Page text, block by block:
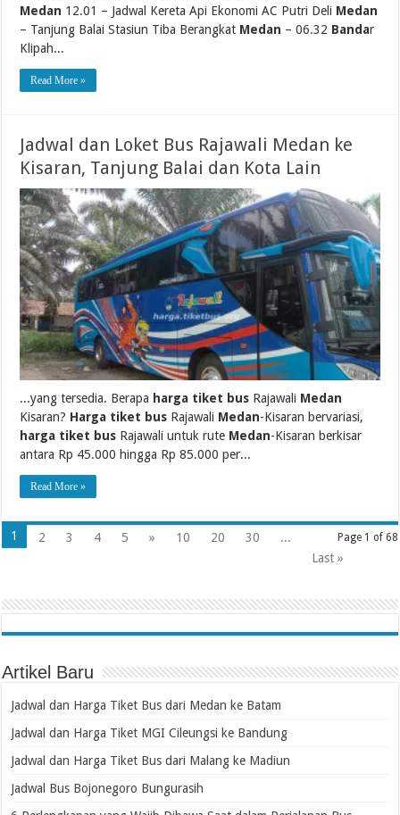
Medan 12.01 – Jadwal Kereta Api Ekonomi AC Putri Deli Medan
– Tanjung Balai Stasiun Tiba Berangkat Medan – 06.32 Bandar
Klipah...
Read More »
Jadwal dan Loket Bus Rajawali Medan ke
Kisaran, Tanjung Balai dan Kota Lain
...yang tersedia. Berapa harga tiket bus Rajawali Medan
Kisaran? Harga tiket bus Rajawali Medan-Kisaran bervariasi,
harga tiket bus Rajawali untuk rute Medan-Kisaran berkisar
antara Rp 45.000 hingga Rp 85.000 per...
Read More »
Page 1 of 68
1 2 3 4 5 » 10 20 30
...
Last »
Artikel Baru
Jadwal dan Harga Tiket Bus dari Medan ke Batam
Jadwal dan Harga Tiket MGI Cileungsi ke Bandung
Jadwal dan Harga Tiket Bus dari Malang ke Madiun
Jadwal Bus Bojonegoro Bungurasih